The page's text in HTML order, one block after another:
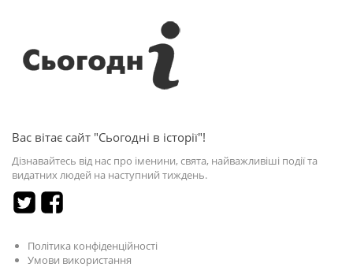
Вас вітає сайт "Сьогодні в історії"!
Дізнавайтесь від нас про іменини, свята, найважливіші події та
видатних людей на наступний тиждень.
Політика конфіденційності
Умови використання